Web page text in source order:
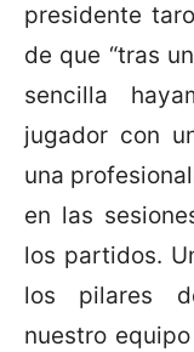
presidente
de que “tras
sencilla
jugador con
una
en las
los partidos.
los pilares
nuestro